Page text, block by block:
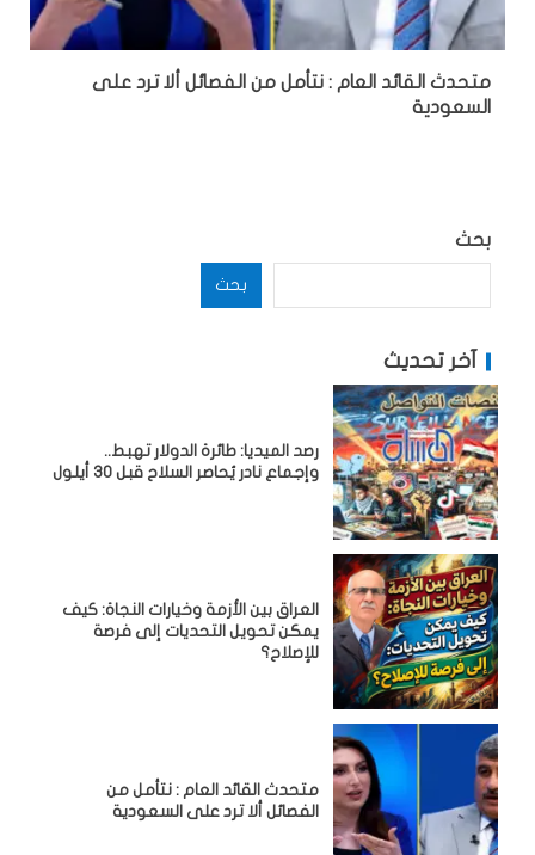
متحدث القائد العام : نتأمل من الفصائل ألا ترد على
السعودية
بحث
بحث
آخر تحديث
رصد الميديا: طائرة الدولار تهبط..
وإجماع نادر يُحاصر السلاح قبل 30 أيلول
العراق بين الأزمة وخيارات النجاة: كيف
يمكن تحويل التحديات إلى فرصة
للإصلاح؟
متحدث القائد العام : نتأمل من
الفصائل ألا ترد على السعودية